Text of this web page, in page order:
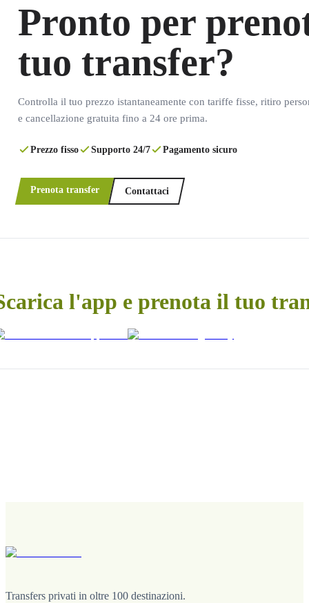
Pronto per
tuo transfer?
Controlla il tuo prezzo istantaneamente con tariffe fisse, ritiro
e cancellazione gratuita fino a 24 ore prima.
Prezzo fisso Supporto 24/7 Pagamento sicuro
Prenota transfer Contattaci
l'app e prenota il tuo
Transfers privati in oltre 100 destinazioni.